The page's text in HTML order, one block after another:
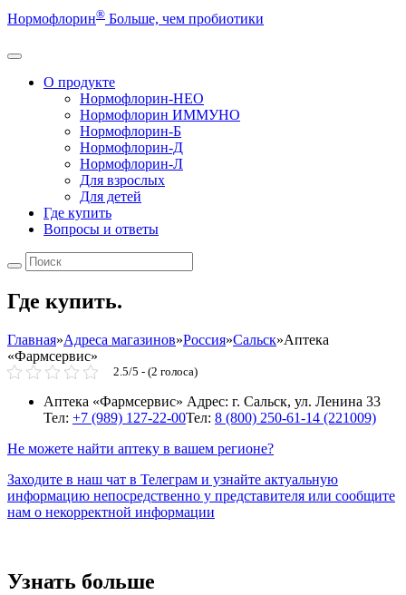
Нормофлорин® Больше, чем пробиотики
О продукте
Нормофлорин-НЕО
Нормофлорин ИММУНО
Нормофлорин-Б
Нормофлорин-Д
Нормофлорин-Л
Для взрослых
Для детей
Где купить
Вопросы и ответы
Где купить.
Главная»Адреса магазинов»Россия»Сальск»Аптека
«Фармсервис»
2.5/5 - (2 голоса)
Аптека «Фармсервис» Адрес: г. Сальск, ул. Ленина 33
Тел: +7 (989) 127-22-00Тел: 8 (800) 250-61-14 (221009)
Не можете найти аптеку в вашем регионе?
Заходите в наш чат в Телеграм и узнайте актуальную
информацию непосредственно у представителя или сообщите
нам о некорректной информации
Узнать больше